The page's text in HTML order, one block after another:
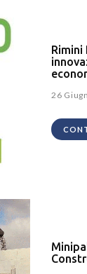
Rimini
26